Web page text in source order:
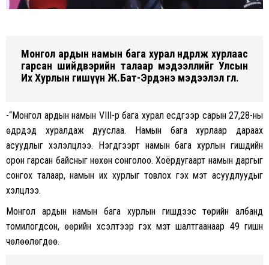
Монгол ардын намын бага хурал өндөрлөж хурлаас
гарсан шийдвэрийн талаар мэдээллийг Улсын
Их Хурлын гишүүн Ж.Бат-Эрдэнэ мэдээлэл өглөө.
-“Монгол ардын намын VIII-р бага хурал есдүгээр сарын 27,28-ны
өдрүүдэд хуралдаж дууслаа. Намын бага хурлаар дараах
асуудлыг хэлэлцлээ. Нэгдүгээрт намын бага хурлын гишүүдийн
орон гарсан байсныг нөхөн сонголоо. Хоёрдугаарт намын даргыг
сонгох талаар, намын их хурлыг товлох гэх мэт асуудлуудыг
хэлцлээ.
Монгол ардын намын бага хурлын гишүүдээс төрийн албанд
томилогдсон, өөрийн хүсэлтээр гэх мэт шалтгаанаар 49 гишүүн
чөлөөлөгдөө.